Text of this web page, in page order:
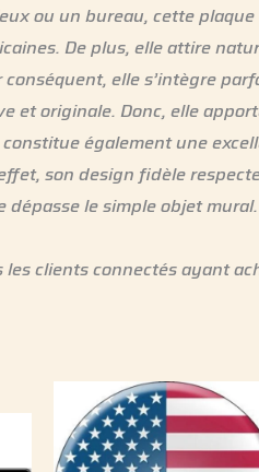
ou un bureau, cette
De plus, elle attire
elle s’intègre
et originale. Donc, elle
constitue également une
son design fidèle
dépasse le simple objet
les clients connectés ayant